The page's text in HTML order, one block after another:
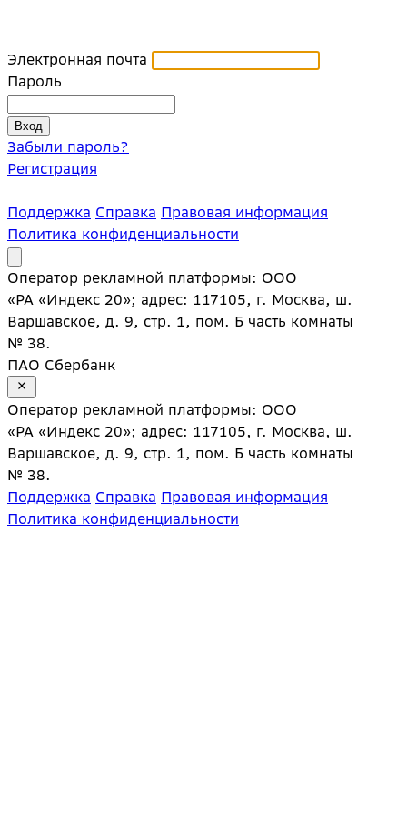
Электронная почта
Пароль
Забыли пароль?
Регистрация
Поддержка Справка Правовая информация
Политика конфиденциальности
Оператор рекламной платформы: ООО
«РА «Индекс 20»; адрес: 117105, г. Москва, ш.
Варшавское, д. 9, стр. 1, пом. Б часть комнаты
№ 38.
ПАО Сбербанк
Оператор рекламной платформы: ООО
«РА «Индекс 20»; адрес: 117105, г. Москва, ш.
Варшавское, д. 9, стр. 1, пом. Б часть комнаты
№ 38.
Поддержка Справка Правовая информация
Политика конфиденциальности